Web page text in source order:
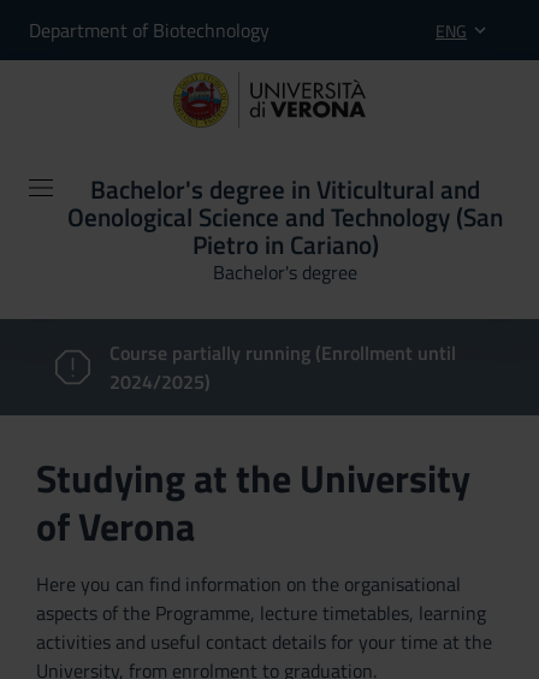
Department of Biotechnology ENG
Bachelor's degree in Viticultural and
Oenological Science and Technology (San
Pietro in Cariano)
Bachelor's degree
Course partially running (Enrollment until
2024/2025)
Studying at the University
of Verona
Here you can find information on the organisational
aspects of the Programme, lecture timetables, learning
activities and useful contact details for your time at the
University, from enrolment to graduation.